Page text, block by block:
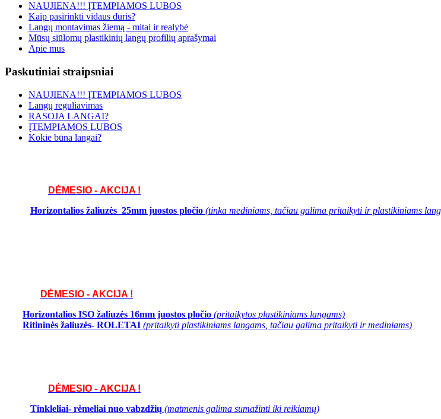
NAUJIENA!!! ĮTEMPIAMOS LUBOS
Kaip pasirinkti vidaus duris?
Langų montavimas žiemą - mitai ir realybė
Mūsų siūlomų plastikinių langų profilių aprašymai
Apie mus
Paskutiniai straipsniai
NAUJIENA!!! ĮTEMPIAMOS LUBOS
Langų reguliavimas
RASOJA LANGAI?
ĮTEMPIAMOS LUBOS
Kokie būna langai?
DĖMESIO - AKCIJA !
Horizontalios žaliuzės 25mm juostos pločio (tinka mediniams, tačiau galima pritaikyti ir plastikiniams
DĖMESIO - AKCIJA !
Horizontalios ISO žaliuzės 16mm juostos pločio (pritaikytos plastikiniams langams)
Ritininės žaliuzės- ROLETAI (pritaikyti plastikiniams langams, tačiau galima pritaikyti ir mediniams)
DĖMESIO - AKCIJA !
Tinkleliai- rėmeliai nuo vabzdžių (matmenis galima sumažinti iki reikiamų)